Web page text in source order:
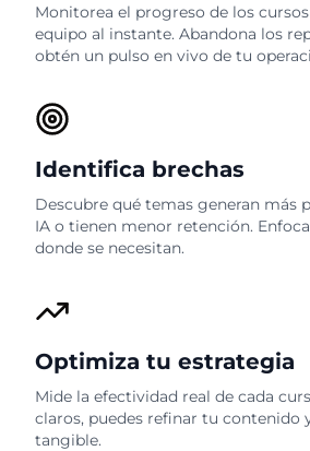
Monitorea el progreso de los
equipo al instante. Abandona los
obtén un pulso en vivo de tu
Identifica brechas
Descubre qué temas generan más
IA o tienen menor retención.
donde se necesitan.
Optimiza tu estrategia
Mide la efectividad real de cada
claros, puedes refinar tu contenido
tangible.